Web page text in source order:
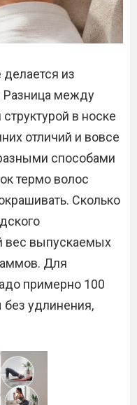
из
Разница между
в носке
отличий и вовсе
способами
термо волос
Сколько
вес выпускаемых
Для
примерно 100
без удлинения,